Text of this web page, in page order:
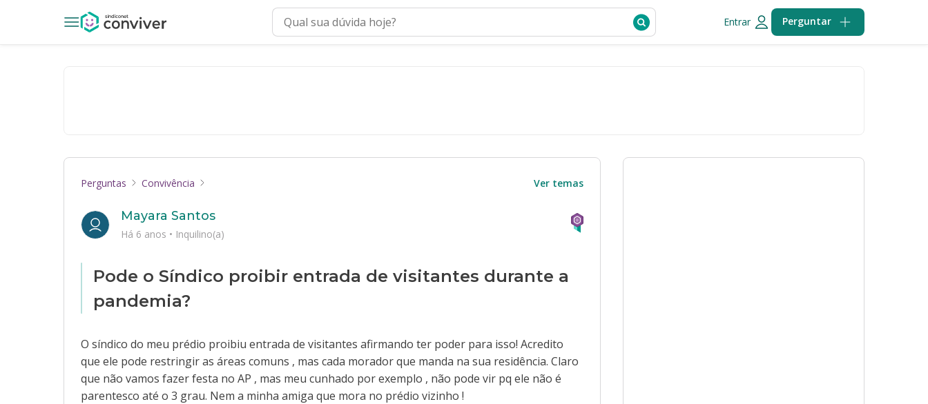
Entrar Perguntar
Perguntas Convivência Ver temas
Pode o Síndico proibir entrada de visitantes durante a
pandemia?
O síndico do meu prédio proibiu entrada de visitantes afirmando ter poder para isso! Acredito
que ele pode restringir as áreas comuns , mas cada morador que manda na sua residência. Claro
que não vamos fazer festa no AP , mas meu cunhado por exemplo , não pode vir pq ele não é
parentesco até o 3 grau. Nem a minha amiga que mora no prédio vizinho !
Mayara Santos
Há 6 anos • Inquilino(a)